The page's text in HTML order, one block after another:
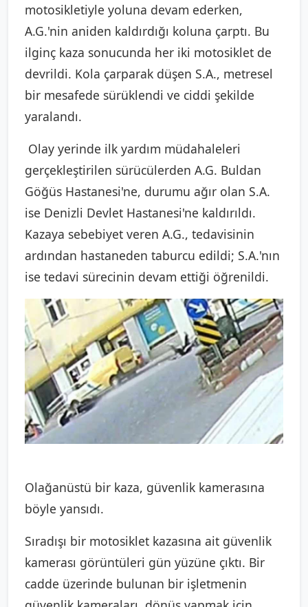
motosikletiyle yoluna devam ederken,
A.G.'nin aniden kaldırdığı koluna çarptı. Bu
ilginç kaza sonucunda her iki motosiklet de
devrildi. Kola çarparak düşen S.A., metresel
bir mesafede sürüklendi ve ciddi şekilde
yaralandı.
Olay yerinde ilk yardım müdahaleleri
gerçekleştirilen sürücülerden A.G. Buldan
Göğüs Hastanesi'ne, durumu ağır olan S.A.
ise Denizli Devlet Hastanesi'ne kaldırıldı.
Kazaya sebebiyet veren A.G., tedavisinin
ardından hastaneden taburcu edildi; S.A.'nın
ise tedavi sürecinin devam ettiği öğrenildi.
Olağanüstü bir kaza, güvenlik kamerasına
böyle yansıdı.
Sıradışı bir motosiklet kazasına ait güvenlik
kamerası görüntüleri gün yüzüne çıktı. Bir
cadde üzerinde bulunan bir işletmenin